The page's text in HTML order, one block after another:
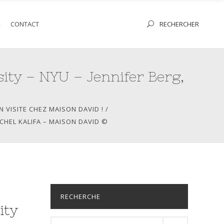
CONTACT RECHERCHER
– NYU – Jennifer Berg,
VISITE CHEZ MAISON DAVID ! /
KALIFA – MAISON DAVID ©
RECHERCHE